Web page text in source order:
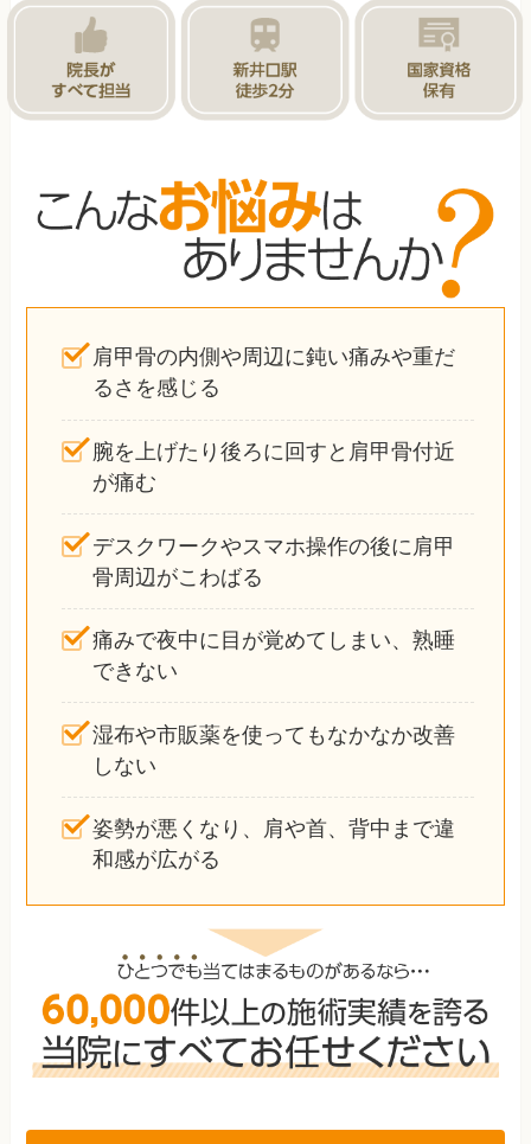
肩甲骨の内側や周辺に鈍い痛みや重だ
るさを感じる
腕を上げたり後ろに回すと肩甲骨付近
が痛む
デスクワークやスマホ操作の後に肩甲
骨周辺がこわばる
痛みで夜中に目が覚めてしまい、熟睡
できない
湿布や市販薬を使ってもなかなか改善
しない
姿勢が悪くなり、肩や首、背中まで違
和感が広がる